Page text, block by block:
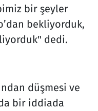
bir şeyler
bekliyorduk,
dedi.
düşmesi ve
bir iddiada